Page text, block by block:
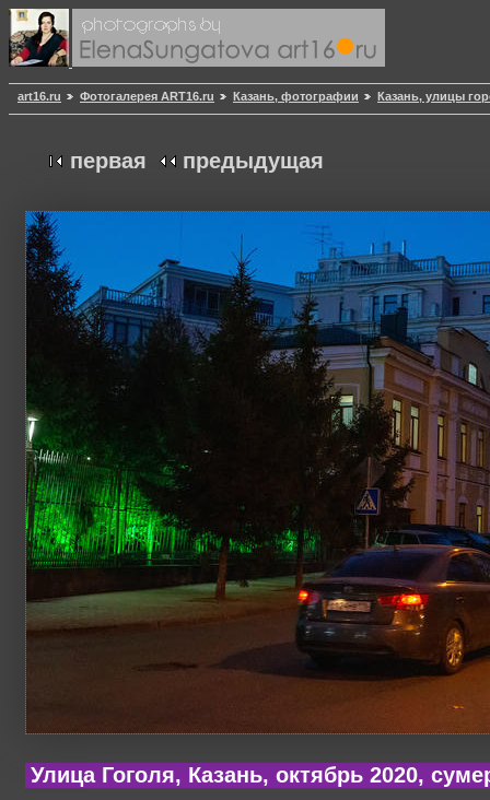
art16.ru Фотогалерея ART16.ru Казань, фотографии Казань, улицы
первая предыдущая
Улица Гоголя, Казань, октябрь 2020,